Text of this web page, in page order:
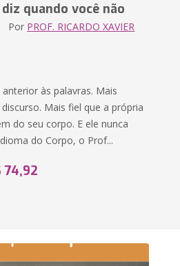
quando você não
Por PROF. RICARDO XAVIER
às palavras. Mais
Mais fiel que a própria
do seu corpo. E ele nunca
do Corpo, o Prof...
74,92